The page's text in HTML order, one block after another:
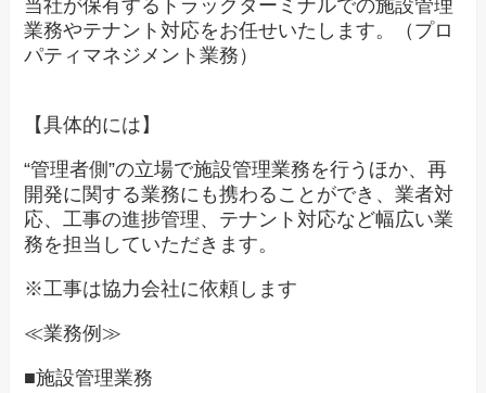
当社が保有するトラックターミナルでの施設管理
業務やテナント対応をお任せいたします。（プロ
パティマネジメント業務）
【具体的には】
“管理者側”の立場で施設管理業務を行うほか、再
開発に関する業務にも携わることができ、業者対
応、工事の進捗管理、テナント対応など幅広い業
務を担当していただきます。
※工事は協力会社に依頼します
≪業務例≫
■施設管理業務